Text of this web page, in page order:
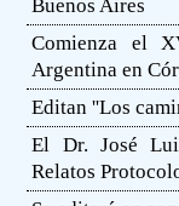
Buenos Aires
Comienza el
Argentina en
Editan ''Los
El Dr. José
Relatos